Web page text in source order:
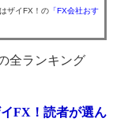
ザイFX！の 「FX会社おす
全ランキング
FX！読者が選ん